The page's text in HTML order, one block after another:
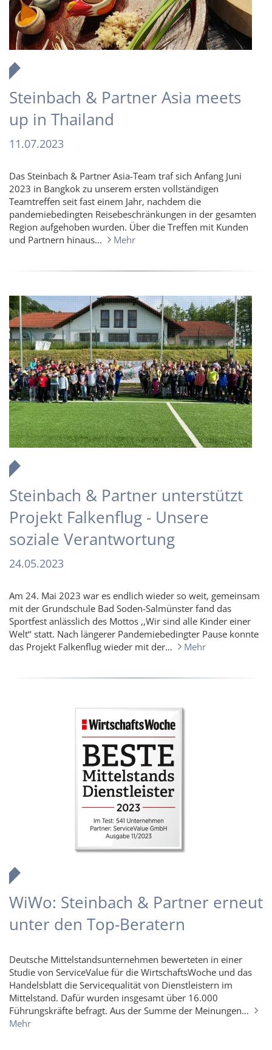
Steinbach & Partner Asia meets
up in Thailand
11.07.2023
Das Steinbach & Partner Asia-Team traf sich Anfang Juni
2023 in Bangkok zu unserem ersten vollständigen
Teamtreffen seit fast einem Jahr, nachdem die
pandemiebedingten Reisebeschränkungen in der gesamten
Region aufgehoben wurden. Über die Treffen mit Kunden
und Partnern hinaus…
Mehr
Steinbach & Partner unterstützt
Projekt Falkenflug - Unsere
soziale Verantwortung
24.05.2023
Am 24. Mai 2023 war es endlich wieder so weit, gemeinsam
mit der Grundschule Bad Soden-Salmünster fand das
Sportfest anlässlich des Mottos ,,Wir sind alle Kinder einer
Welt‘‘ statt. Nach längerer Pandemiebedingter Pause konnte
das Projekt Falkenflug wieder mit der…
Mehr
WiWo: Steinbach & Partner erneut
unter den Top-Beratern
Deutsche Mittelstandsunternehmen bewerteten in einer
Studie von ServiceValue für die WirtschaftsWoche und das
Handelsblatt die Servicequalität von Dienstleistern im
Mittelstand. Dafür wurden insgesamt über 16.000
Führungskräfte befragt. Aus der Summe der Meinungen…
Mehr